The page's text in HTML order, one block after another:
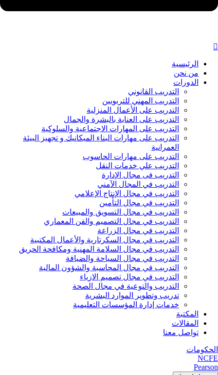
الرئيسية
من نحن
الدورات
التدريب القانوني
التدريب المهني للتربويين
التدريب على الأعمال المنزلية
التدريب على العناية بالبشرة والجمال
التدريب على المهارات الاجتماعية والسلوكية
التدريب على مهارات البناء الميكانيك و تجهيز البيئة
العمرانية
التدريب على مهارات الحاسوب
التدريب علي خدمات النقل
التدريب فى مجال الإدارة
التدريب في المجال الآمني
التدريب في مجال الإنتاج الإعلامي
التدريب في مجال التأمين
التدريب في مجال التسويق والمبيعات
التدريب في مجال التصميم والفن المعماري
التدريب في مجال الزراعة
التدريب في مجال السكرتارية والأعمال المكتبية
التدريب في مجال السلامة المهنية ومكافحة الحريق
التدريب في مجال السياحة والضيافة
التدريب في مجال المحاسبة والشؤون المالية
التدريب في مجال تصميم الازياء
التدريب والتوعية في مجال الصحة
تدريب وتطوير الموارد البشرية
خدمات إدارة المؤسسات التعليمية
المكتبة
المقالات
تواصل معنا
الحكومات
NCFE
Pearson